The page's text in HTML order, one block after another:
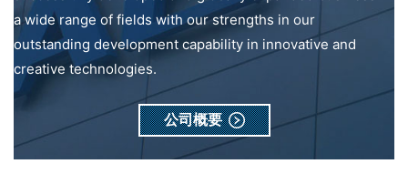
a wide range of fields with our strengths in our
outstanding development capability in innovative and
creative technologies.
公司概要